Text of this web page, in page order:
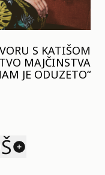
S KATIŠOM
MAJČINSTVA
JE ODUZETO“